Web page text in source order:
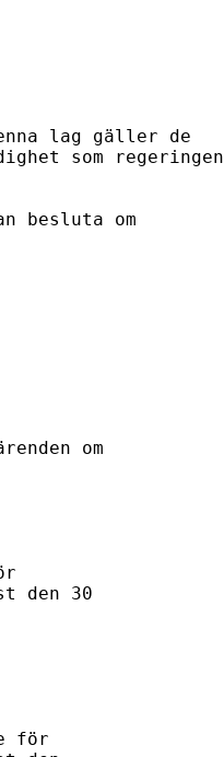
lag gäller de
som regeringen
besluta om
om
den 30
för